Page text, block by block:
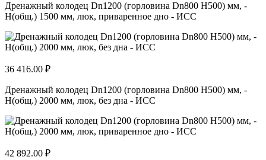
Дренажный колодец Dn1200 (горловина Dn800 H500) мм, -
H(общ.) 1500 мм, люк, приваренное дно - ИСС
36 416.00 ₽
Дренажный колодец Dn1200 (горловина Dn800 H500) мм, -
H(общ.) 2000 мм, люк, без дна - ИСС
42 892.00 ₽